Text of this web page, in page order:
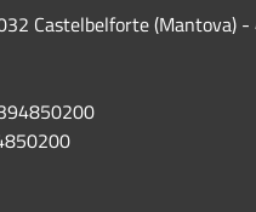
Castelbelforte (Mantova)